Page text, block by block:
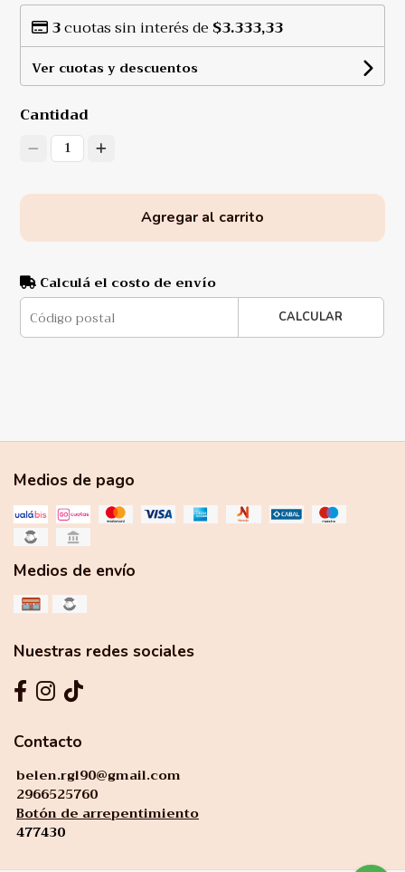
3cuotas sin interés de $3.333,33
Ver cuotas y descuentos
Cantidad
1
Agregar al carrito
Calculá el costo de envío
CALCULAR
Medios de pago
Medios de envío
Nuestras redes sociales
Contacto
belen.rgl90@gmail.com
2966525760
Botón de arrepentimiento
477430